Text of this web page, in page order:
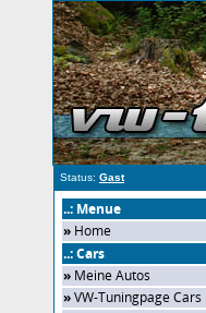
Status: Gast
..: Menue
» Home
..: Cars
» Meine Autos
»VW-Tuningpage Cars